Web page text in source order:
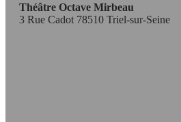
Théâtre Octave Mirbeau
3 Rue Cadot 78510 Triel-sur-Seine